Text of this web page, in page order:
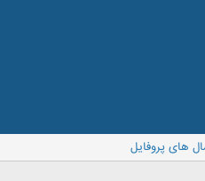
های پروفایل